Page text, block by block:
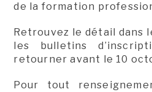
de la formation
Retrouvez le détail dans
les bulletins
retourner avant le 10
Pour tout